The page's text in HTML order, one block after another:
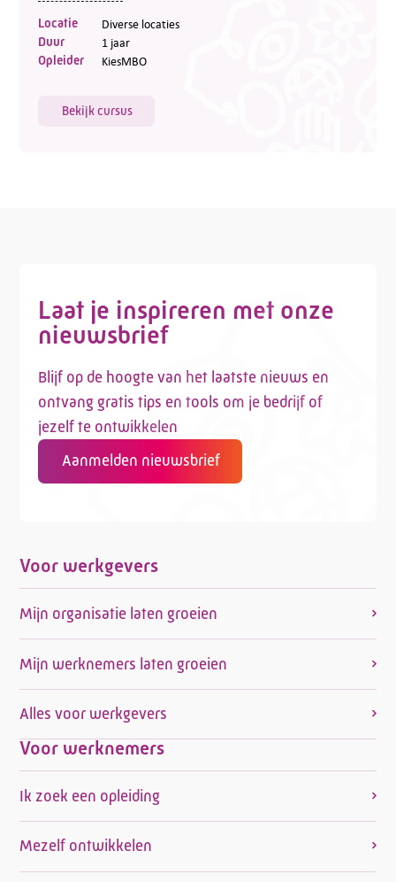
Telefoon:
088 - 329 20 70
Adviesgesprek
Locatie Diverse locaties
Duur 1 jaar
Opleider KiesMBO
Bekijk cursus
Laat je inspireren met onze
nieuwsbrief
Blijf op de hoogte van het laatste nieuws en
ontvang gratis tips en tools om je bedrijf of
jezelf te ontwikkelen
Aanmelden nieuwsbrief
Voor werkgevers
Mijn organisatie laten groeien
Mijn werknemers laten groeien
Alles voor werkgevers
Voor werknemers
Ik zoek een opleiding
Mezelf ontwikkelen